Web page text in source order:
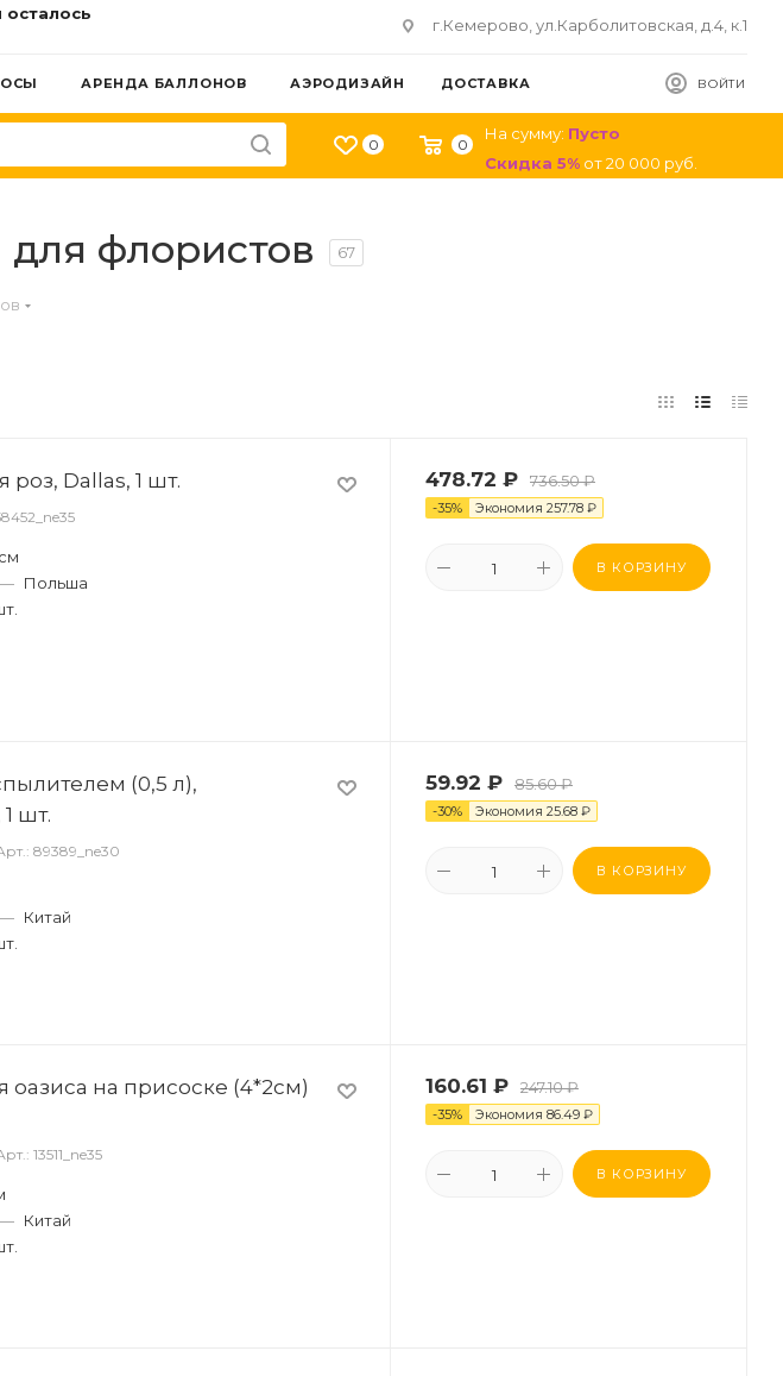
г.Кемерово, ул.Карболитовская, д.4, к.1
ВОЙТИ
АРЕНДА БАЛЛОНОВ АЭРОДИЗАЙН ДОСТАВКА
0 0
На сумму: Пусто
Скидка 5% от20 000 руб.
флористов 67
Dallas, 1 шт.
— Польша
478.72 ₽ 736.50₽
-35% Экономия 257.78 ₽
В КОРЗИНУ
(0,5 л),
шт.
89389_ne30
— Китай
59.92 ₽ 85.60₽
-30% Экономия 25.68 ₽
В КОРЗИНУ
оазиса на присоске (4*2см)
13511_ne35
— Китай
160.61 ₽ 247.10₽
-35% Экономия 86.49 ₽
В КОРЗИНУ